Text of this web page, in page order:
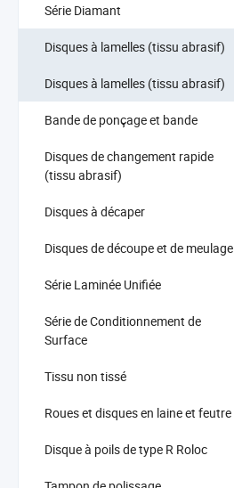
Série Diamant
Disques à lamelles (tissu abrasif)
Disques à lamelles (tissu abrasif)
Bande de ponçage et bande
Disques de changement rapide
(tissu abrasif)
Disques à décaper
Disques de découpe et de meulage
Série Laminée Unifiée
Série de Conditionnement de
Surface
Tissu non tissé
Roues et disques en laine et feutre
Disque à poils de type R Roloc